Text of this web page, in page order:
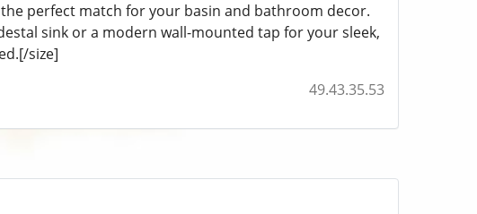
perfect match for your basin and bathroom decor.
sink or a modern wall-mounted tap for your sleek,
size]
49.43.35.53